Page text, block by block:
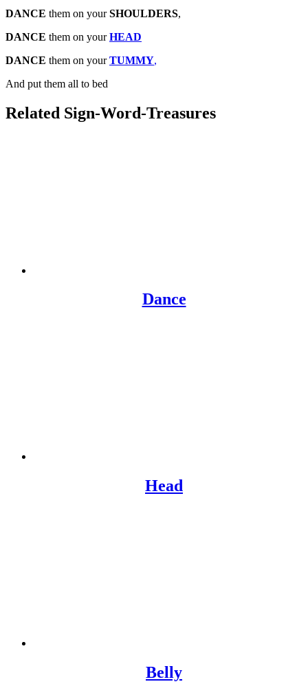
DANCE them on yourSHOULDERS,
DANCE them on yourHEAD
DANCE them on yourTUMMY,
And put them all to bed
Related Sign-Word-Treasures
Dance
Head
Belly